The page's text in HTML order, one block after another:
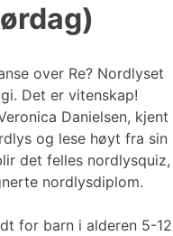
over Re? Nordlyset
Det er vitenskap!
Danielsen, kjent
og lese høyt fra sin
det felles nordlysquiz,
nordlysdiplom.
for barn i alderen 5-12